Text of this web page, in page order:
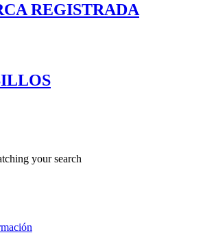
REGISTRADA
your search